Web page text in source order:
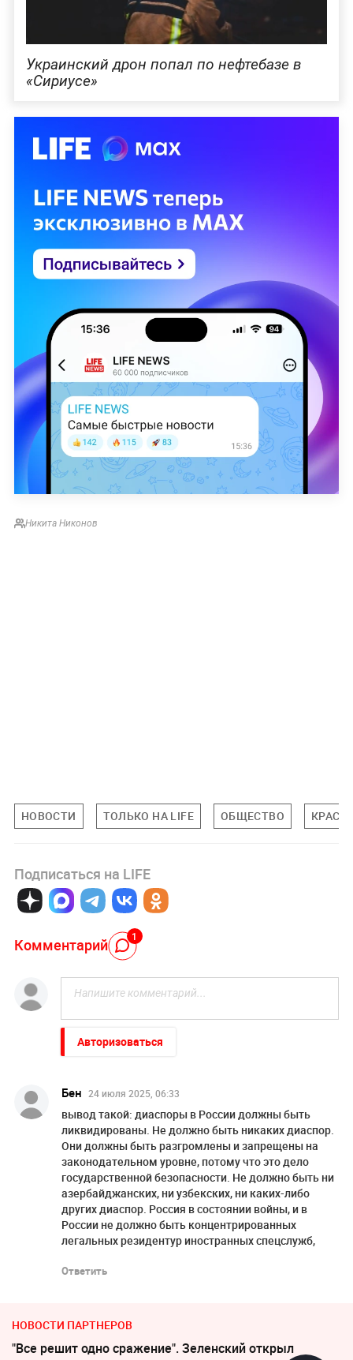
Украинский дрон попал по нефтебазе в
«Сириусе»
Никита Никонов
НОВОСТИ ТОЛЬКО НА LIFE ОБЩЕСТВО
Подписаться на LIFE
Комментарий 1
Авторизоваться
Бен 24 июля 2025, 06:33
вывод такой: диаспоры в России должны быть
ликвидированы. Не должно быть никаких диаспор.
Они должны быть разгромлены и запрещены на
законодательном уровне, потому что это дело
государственной безопасности. Не должно быть ни
азербайджанских, ни узбекских, ни каких-либо
других диаспор. Россия в состоянии войны, и в
России не должно быть концентрированных
легальных резидентур иностранных спецслужб,
Ответить
НОВОСТИ ПАРТНЕРОВ
"Все решит одно сражение". Зеленский открыл